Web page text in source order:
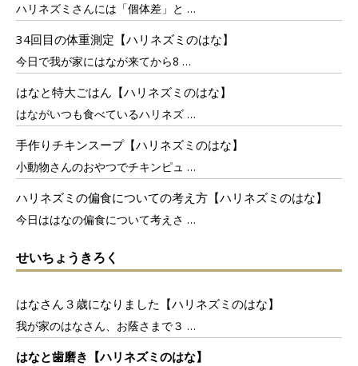
ハリネズミさんには「個体差」と …
34回目の体重測定【ハリネズミのはな】
今日で我が家にはなが来てから8 …
はなと特大ごはん【ハリネズミのはな】
はながいつも食べているハリネズ …
手作りチキンスープ【ハリネズミのはな】
小動物さんのおやつでチキンピュ …
ハリネズミの偏食についての考え方【ハリネズミのはな】
今日ははなの偏食について考えさ …
せいちょうきろく
はなさん３歳になりました【ハリネズミのはな】
我が家のはなさん、お蔭さまで３ …
はなと歯磨き【ハリネズミのはな】